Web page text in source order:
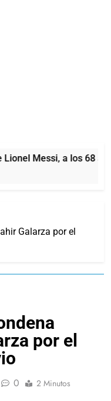
Messi, a los 68 años
Galarza por el
por el
0 2 Minutos